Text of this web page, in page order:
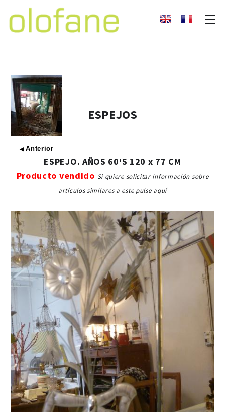
◀Anterior
ESPEJOS
ESPEJO. AÑOS 60'S 120 x 77 CM
Producto vendido Si quiere solicitar información sobre
artículos similares a este pulse aquí